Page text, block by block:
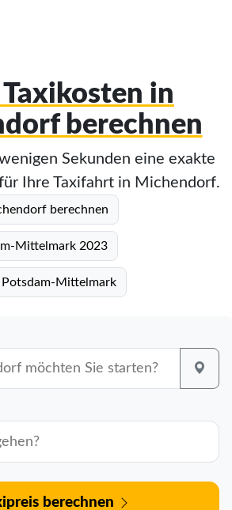
in
berechnen
Sekunden eine exakte
Ihre Taxifahrt in Michendorf.
berechnen
Mittelmark 2023
Mittelmark
berechnen